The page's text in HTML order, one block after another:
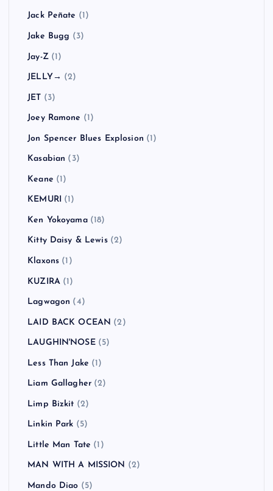
Jack Peñate (1)
Jake Bugg (3)
Jay-Z(1)
JELLY→ (2)
JET (3)
Joey Ramone (1)
Jon Spencer Blues Explosion (1)
Kasabian (3)
Keane (1)
KEMURI (1)
Ken Yokoyama(18)
Kitty Daisy & Lewis(2)
Klaxons (1)
KUZIRA(1)
Lagwagon (4)
LAID BACK OCEAN (2)
LAUGHIN'NOSE(5)
Less Than Jake (1)
Liam Gallagher (2)
Limp Bizkit (2)
Linkin Park (5)
Little Man Tate (1)
MAN WITH A MISSION (2)
Mando Diao (5)